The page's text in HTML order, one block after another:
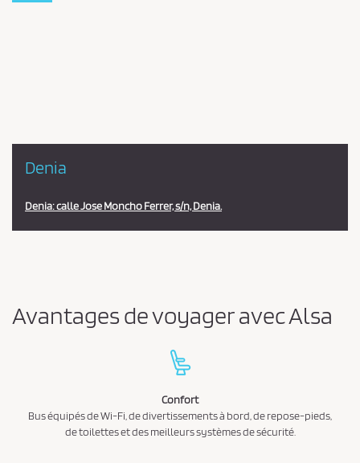
Denia
Denia: calle Jose Moncho Ferrer, s/n, Denia.
Avantages de voyager avec Alsa
Confort
Bus équipés de Wi-Fi, de divertissements à bord, de repose-pieds,
de toilettes et des meilleurs systèmes de sécurité.